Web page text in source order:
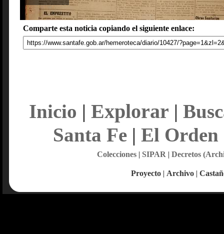
Comparte esta noticia copiando el siguiente enlace:
Inicio | Explorar |
Santa Fe| El Orden
Colecciones| SIPAR | Decretos
Proyecto | Archivo |